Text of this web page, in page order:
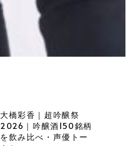
大橋彩香｜超吟醸祭
2026｜吟醸酒150銘柄
を飲み比べ・声優トー